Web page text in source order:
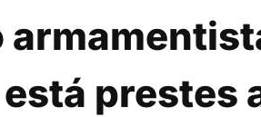
prestes